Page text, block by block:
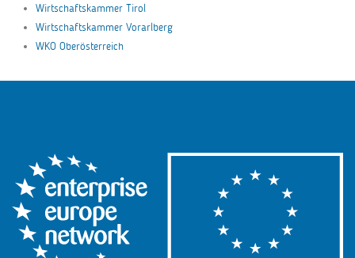
Wirtschaftskammer Tirol
Wirtschaftskammer Vorarlberg
WKO Oberösterreich